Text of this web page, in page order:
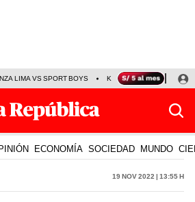
LIMA VS SPORT BOYS KENJI FUJIMORI
ECONOMÍA SOCIEDAD MUNDO
19 Nov 2022 | 13:55 h